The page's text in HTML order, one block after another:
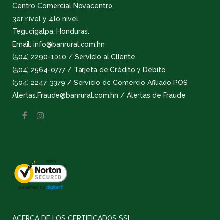
Centro Comercial Novacentro,
3er nivel y 4to nivel.
Tegucigalpa, Honduras.
Email: info@banrural.com.hn
(504) 2290-1010 / Servicio al Cliente
(504) 2564-0777 / Tarjeta de Crédito y Débito
(504) 2247-3379 / Servicio de Comercio Afiliado POS
Alertas.Fraude@banrural.com.hn / Alertas de Fraude
ACERCA DE LOS CERTIFICADOS SSL